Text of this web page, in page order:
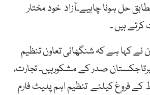
حل ہونا چاہیے۔آزاد خود مختار
ہیں ۔
نے کہا ہے کہ شنگھائی تعاون تنظیم
صدر کے مشکورہیں۔ تجارت،
کے فروغ کیلئے تنظیم اہم پلیٹ فارم